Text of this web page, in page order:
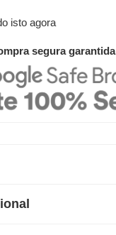
isto agora
segura garantida